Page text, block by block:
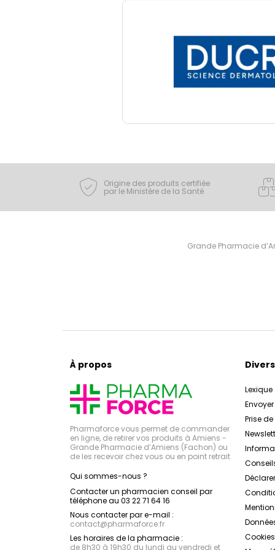
Origine des produits certifiée
par le Ministère de la Santé
Grande Pharmacie
À propos
Pharmaforce vous permet de commander
en ligne, de retirer vos produits à Amiens -
Grande Pharmacie d’Amiens (Fachon) ou
de les recevoir chez vous ou en point retrait
Qui sommes-nous ?
Contacter un pharmacien conseil par
téléphone au 03 22 71 64 16
Nous contacter par e-mail :
contact@pharmaforce.fr
Les horaires de la pharmacie :
de 8h30 à 19h30 du lundi au vendredi et
Divers
Lexique
Prise
Cookies